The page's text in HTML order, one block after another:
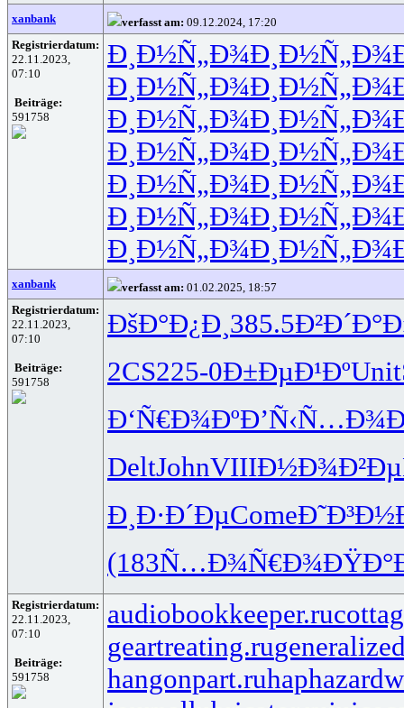
xanbank verfasst am: 09.12.2024, 17:20
Registrierdatum:
22.11.2023,
07:10
Beiträge:
591758
Ð¸Ð½Ñ„Ð¾Ð¸Ð½Ñ„Ð¾
Ð¸Ð½Ñ„Ð¾Ð¸Ð½Ñ„Ð¾
Ð¸Ð½Ñ„Ð¾Ð¸Ð½Ñ„Ð¾
Ð¸Ð½Ñ„Ð¾Ð¸Ð½Ñ„Ð¾
Ð¸Ð½Ñ„Ð¾Ð¸Ð½Ñ„Ð¾
Ð¸Ð½Ñ„Ð¾Ð¸Ð½Ñ„Ð¾
Ð¸Ð½Ñ„Ð¾Ð¸Ð½Ñ„Ð¾
xanbank verfasst am: 01.02.2025, 18:57
Registrierdatum:
22.11.2023,
07:10
Beiträge:
591758
ÐšÐ°Ð¿Ð¸ 385.5
2CS225-0Ð±ÐµÐ¹ÐºUnit
Ð‘Ñ€Ð¾ÐºÐ’Ñ‹Ñ…Ð¾
DeltJohnVIIIÐ½Ð¾Ð²Ðµ
Ð¸Ð·Ð´ÐµCome
(183Ñ…Ð¾Ñ€Ð¾
Registrierdatum:
22.11.2023,
07:10
Beiträge:
591758
audiobookkeeper.ru
geartreating.ru
hangonpart.ru